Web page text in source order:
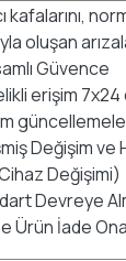
kafalarını,
oluşan
Güvence
erişim
Değişim ve
Değişimi)
Devreye
Ürün İade